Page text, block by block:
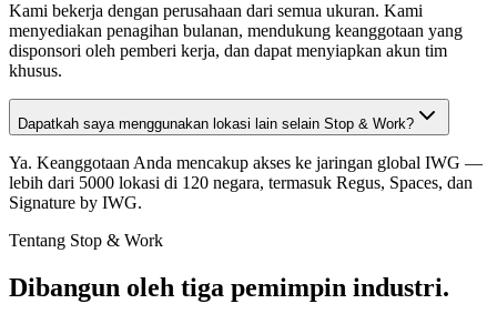
Kami bekerja dengan perusahaan dari semua ukuran. Kami
menyediakan penagihan bulanan, mendukung keanggotaan yang
disponsori oleh pemberi kerja, dan dapat menyiapkan akun tim
khusus.
Dapatkah saya menggunakan lokasi lain selain Stop & Work?
Ya. Keanggotaan Anda mencakup akses ke jaringan global IWG —
lebih dari 5000 lokasi di 120 negara, termasuk Regus, Spaces, dan
Signature by IWG.
Tentang Stop & Work
Dibangun oleh tiga pemimpin industri.